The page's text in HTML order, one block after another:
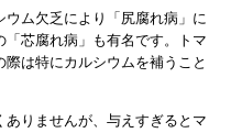
ム欠乏により「尻腐れ病」に
芯腐れ病」も有名です。トマ
は特にカルシウムを補うこと
りませんが、与えすぎるとマ